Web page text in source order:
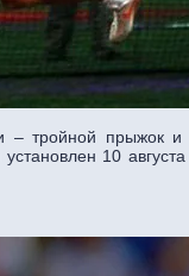
– тройной
10